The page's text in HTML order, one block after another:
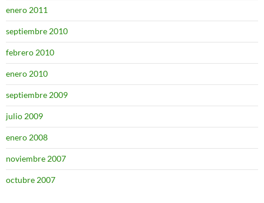
enero 2011
septiembre 2010
febrero 2010
enero 2010
septiembre 2009
julio 2009
enero 2008
noviembre 2007
octubre 2007